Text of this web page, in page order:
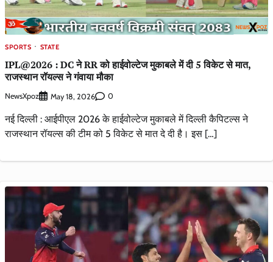
SPORTS STATE
IPL@2026 : DC ने RR को हाईवोल्टेज मुकाबले में दी 5 विकेट से मात,
राजस्थान रॉयल्स ने गंवाया मौका
NewsXpoz May 18, 2026 0
नई दिल्ली : आईपीएल 2026 के हाईवोल्टेज मुकाबले में दिल्ली कैपिटल्स ने
राजस्थान रॉयल्स की टीम को 5 विकेट से मात दे दी है। इस […]